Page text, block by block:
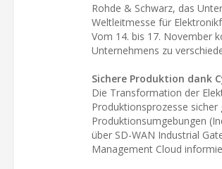
Rohde & Schwarz, das
Weltleitmesse für
Vom 14. bis 17. November
Unternehmens zu
Sichere Produktion dank
Die Transformation der
Produktionsprozesse
Produktionsumgebungen
über SD-WAN Industrial
Management Cloud